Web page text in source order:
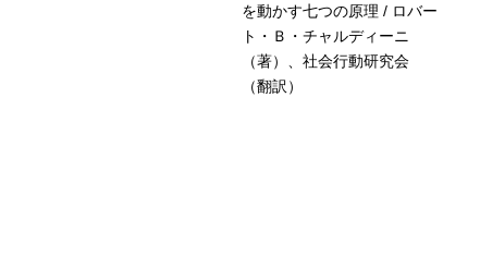
を動かす七つの原理 / ロバー
ト・Ｂ・チャルディーニ
（著）、社会行動研究会
（翻訳）